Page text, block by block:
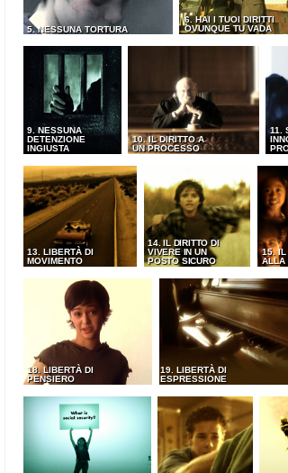
5. NESSUNA TORTURA
6. HAI I TUOI DIRITTI
OVUNQUE TU VADA
9. NESSUNA
DETENZIONE
INGIUSTA
10. IL DIRITTO A
UN PROCESSO
11.
13. LIBERTÀ DI
MOVIMENTO
14. IL DIRITTO DI
VIVERE IN UN
POSTO SICURO
15. IL
ALLA
18. LIBERTÀ DI
PENSIERO
19. LIBERTÀ DI
ESPRESSIONE